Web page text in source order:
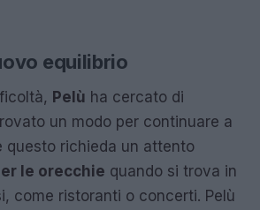
equilibrio
Pelù ha cercato di
un modo per continuare a
questo richieda un attento
le orecchie quando si trova in
come ristoranti o concerti. Pelù